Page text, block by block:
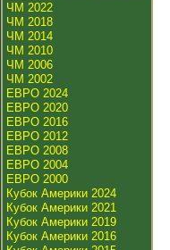
ЧМ 2022
ЧМ 2018
ЧМ 2014
ЧМ 2010
ЧМ 2006
ЧМ 2002
ЕВРО 2024
ЕВРО 2020
ЕВРО 2016
ЕВРО 2012
ЕВРО 2008
ЕВРО 2004
ЕВРО 2000
Кубок Америки 2024
Кубок Америки 2021
Кубок Америки 2019
Кубок Америки 2016